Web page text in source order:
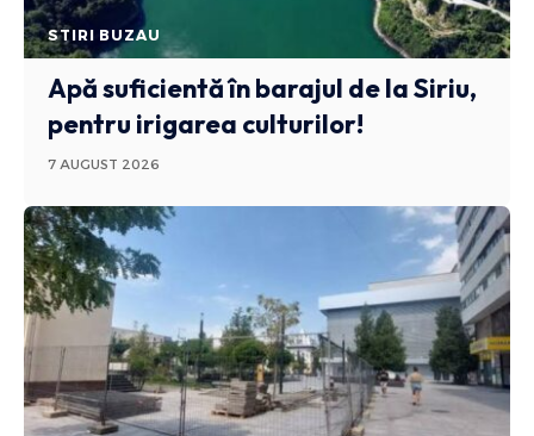
STIRI BUZAU
Apă suficientă în barajul de la Siriu,
pentru irigarea culturilor!
7 AUGUST 2026